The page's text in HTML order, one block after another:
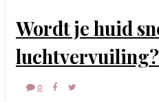
Wordt je huid sneller oud van
luchtvervuiling?
0